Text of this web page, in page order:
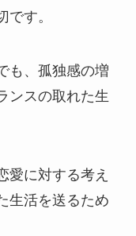
す。
も、孤独感の増
ンスの取れた生
愛に対する考え
生活を送るため